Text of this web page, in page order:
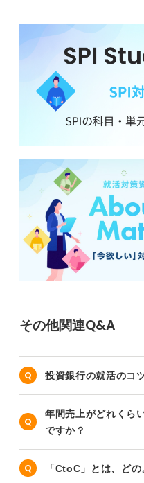
その他関連Q&A
投資銀行の就活のコ
年間売上がどれくら
ですか？
「CtoC」とは、ど